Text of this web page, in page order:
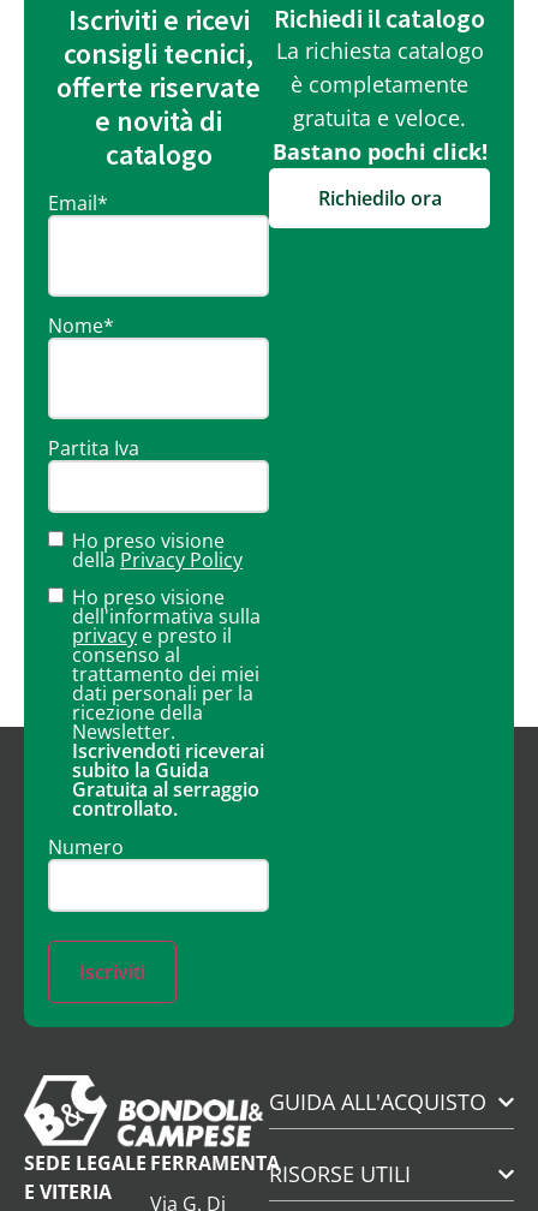
Iscriviti e ricevi
consigli tecnici,
offerte riservate
e novità di
catalogo
Email*
Nome*
Partita Iva
Ho preso visione
della Privacy Policy
Ho preso visione
dell'informativa sulla
privacy e presto il
consenso al
trattamento dei miei
dati personali per la
ricezione della
Newsletter.
Iscrivendoti riceverai
subito la Guida
Gratuita al serraggio
controllato.
Numero
Iscriviti
Richiedi il catalogo
La richiesta catalogo
è completamente
gratuita e veloce.
Bastano pochi click!
Richiedilo ora
SEDE LEGALE
E VITERIA
FERRAMENTA
Via G. Di
GUIDA ALL'ACQUISTO
RISORSE UTILI